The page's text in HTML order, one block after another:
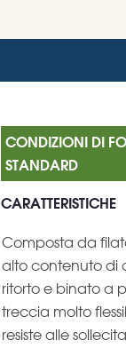
CARATTERISTICHE
Composta da
alto contenuto di
ritorto e binato a
treccia molto
resiste alle